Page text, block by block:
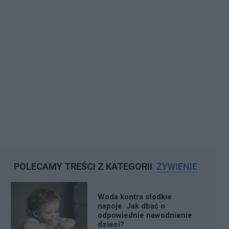
POLECAMY TREŚCI Z KATEGORII ŻYWIENIE
Woda kontra słodkie
napoje. Jak dbać o
odpowiednie nawodnienie
dzieci?